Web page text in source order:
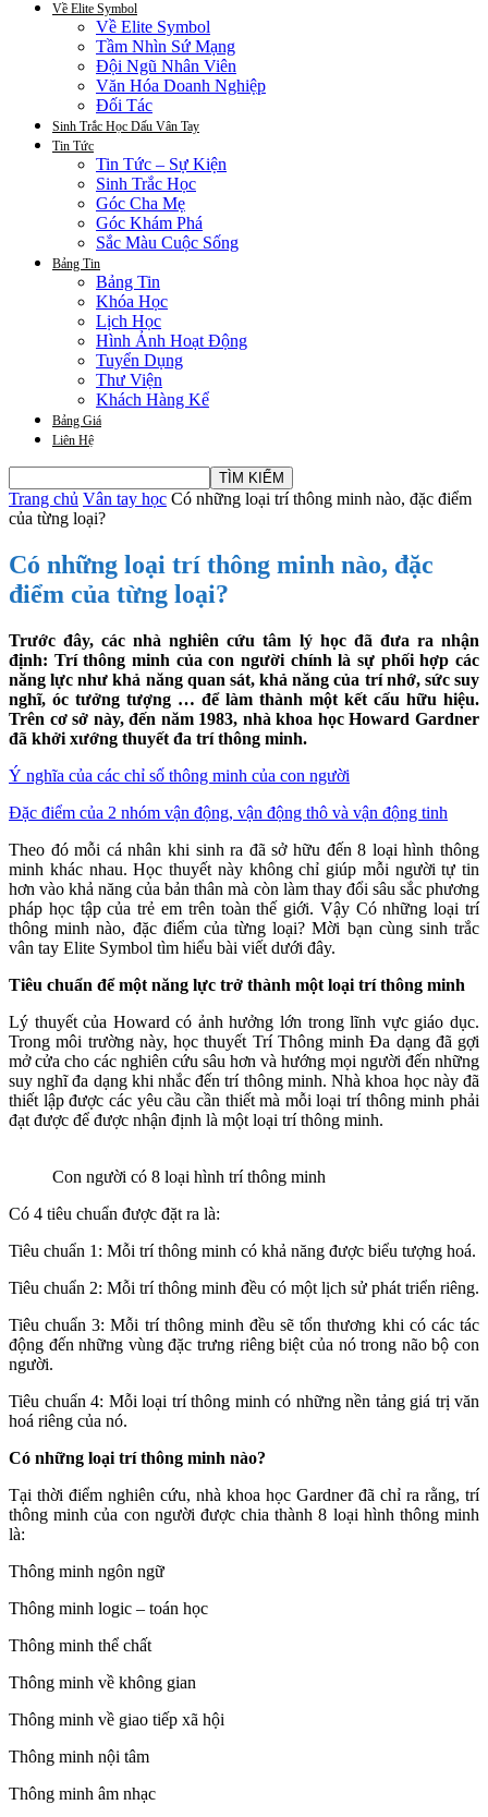
Về Elite Symbol
Về Elite Symbol
Tầm Nhìn Sứ Mạng
Đội Ngũ Nhân Viên
Văn Hóa Doanh Nghiệp
Đối Tác
Sinh Trắc Học Dấu Vân Tay
Tin Tức
Tin Tức – Sự Kiện
Sinh Trắc Học
Góc Cha Mẹ
Góc Khám Phá
Sắc Màu Cuộc Sống
Bảng Tin
Bảng Tin
Khóa Học
Lịch Học
Hình Ảnh Hoạt Động
Tuyển Dụng
Thư Viện
Khách Hàng Kể
Bảng Giá
Liên Hệ
Trang chủ Vân tay học Có những loại trí thông minh nào, đặc điểm
của từng loại?
Có những loại trí thông minh nào, đặc
điểm của từng loại?
Trước đây, các nhà nghiên cứu tâm lý học đã đưa ra nhận
định: Trí thông minh của con người chính là sự phối hợp các
năng lực như khả năng quan sát, khả năng của trí nhớ, sức suy
nghĩ, óc tưởng tượng … để làm thành một kết cấu hữu hiệu.
Trên cơ sở này, đến năm 1983, nhà khoa học Howard Gardner
đã khởi xướng thuyết đa trí thông minh.
Ý nghĩa của các chỉ số thông minh của con người
Đặc điểm của 2 nhóm vận động, vận động thô và vận động tinh
Theo đó mỗi cá nhân khi sinh ra đã sở hữu đến 8 loại hình thông
minh khác nhau. Học thuyết này không chỉ giúp mỗi người tự tin
hơn vào khả năng của bản thân mà còn làm thay đổi sâu sắc phương
pháp học tập của trẻ em trên toàn thế giới. Vậy Có những loại trí
thông minh nào, đặc điểm của từng loại? Mời bạn cùng sinh trắc
vân tay Elite Symbol tìm hiểu bài viết dưới đây.
Tiêu chuẩn để một năng lực trở thành một loại trí thông minh
Lý thuyết của Howard có ảnh hưởng lớn trong lĩnh vực giáo dục.
Trong môi trường này, học thuyết Trí Thông minh Đa dạng đã gợi
mở cửa cho các nghiên cứu sâu hơn và hướng mọi người đến những
suy nghĩ đa dạng khi nhắc đến trí thông minh. Nhà khoa học này đã
thiết lập được các yêu cầu cần thiết mà mỗi loại trí thông minh phải
đạt được để được nhận định là một loại trí thông minh.
Con người có 8 loại hình trí thông minh
Có 4 tiêu chuẩn được đặt ra là:
Tiêu chuẩn 1: Mỗi trí thông minh có khả năng được biểu tượng hoá.
Tiêu chuẩn 2: Mỗi trí thông minh đều có một lịch sử phát triển riêng.
Tiêu chuẩn 3: Mỗi trí thông minh đều sẽ tổn thương khi có các tác
động đến những vùng đặc trưng riêng biệt của nó trong não bộ con
người.
Tiêu chuẩn 4: Mỗi loại trí thông minh có những nền tảng giá trị văn
hoá riêng của nó.
Có những loại trí thông minh nào?
Tại thời điểm nghiên cứu, nhà khoa học Gardner đã chỉ ra rằng, trí
thông minh của con người được chia thành 8 loại hình thông minh
là:
Thông minh ngôn ngữ
Thông minh logic – toán học
Thông minh thể chất
Thông minh về không gian
Thông minh về giao tiếp xã hội
Thông minh nội tâm
Thông minh âm nhạc